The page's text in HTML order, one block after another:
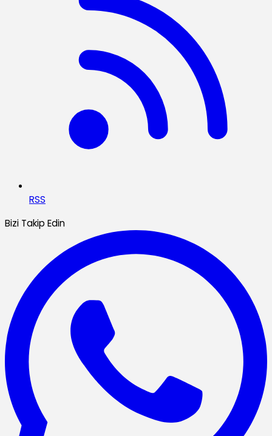
RSS
Bizi Takip Edin